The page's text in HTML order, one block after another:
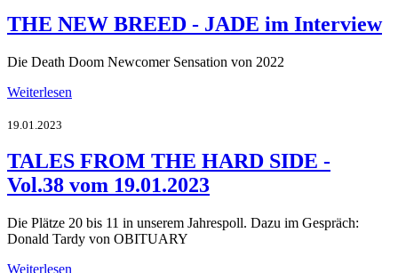
THE NEW BREED - JADE im Interview
Die Death Doom Newcomer Sensation von 2022
Weiterlesen
19.01.2023
TALES FROM THE HARD SIDE -
Vol.38 vom 19.01.2023
Die Plätze 20 bis 11 in unserem Jahrespoll. Dazu im Gespräch:
Donald Tardy von OBITUARY
Weiterlesen